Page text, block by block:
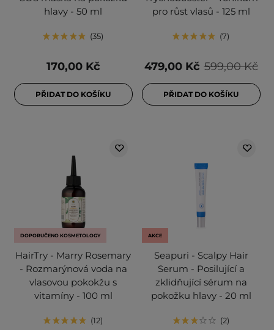
hlavy - 50 ml
35
170,00 Kč
PŘIDAT DO KOŠÍKU
pro růst vlasů - 125 ml
7
599,00 Kč
479,00 Kč
PŘIDAT DO KOŠÍKU
DOPORUČENO KOSMETOLOGY
HairTry - Marry Rosemary
- Rozmarýnová voda na
vlasovou pokokžu s
vitamíny - 100 ml
12
AKCE
Seapuri - Scalpy Hair
Serum - Posilující a
zklidňující sérum na
pokožku hlavy - 20 ml
2